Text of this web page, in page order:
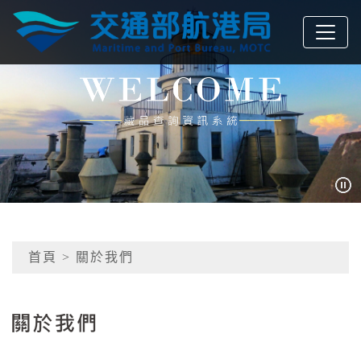
跳到主要內容
交通部航港局
網頁導覽
首頁
> 關於我們
關於我們